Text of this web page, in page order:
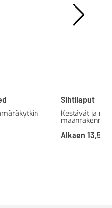
Sihtilaput
Kestävät ja
Alkaen 13,50